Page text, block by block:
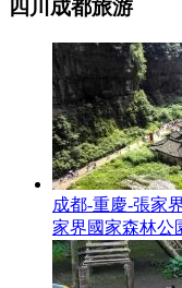
四川成都旅游
成都-重慶-張家
家界國家森林公